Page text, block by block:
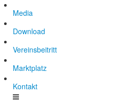
Media
Download
Vereinsbeitritt
Marktplatz
Kontakt